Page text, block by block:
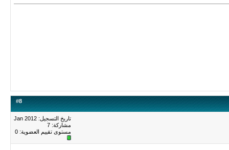
#8
تاريخ التسجيل: Jan 2012
مشاركة: 7
مستوى تقييم العضوية: 0